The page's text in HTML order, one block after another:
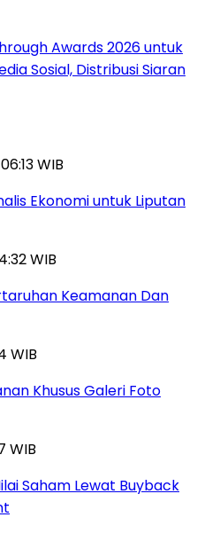
Awards 2026 untuk
Sosial, Distribusi Siaran
WIB
Ekonomi untuk Liputan
WIB
Keamanan Dan
WIB
Khusus Galeri Foto
WIB
Saham Lewat Buyback